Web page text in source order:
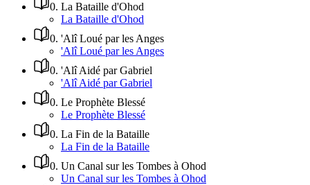
0. La Bataille d'Ohod
La Bataille d'Ohod
0. 'Alî Loué par les Anges
'Alî Loué par les Anges
0. 'Alî Aidé par Gabriel
'Alî Aidé par Gabriel
0. Le Prophète Blessé
Le Prophète Blessé
0. La Fin de la Bataille
La Fin de la Bataille
0. Un Canal sur les Tombes à Ohod
Un Canal sur les Tombes à Ohod